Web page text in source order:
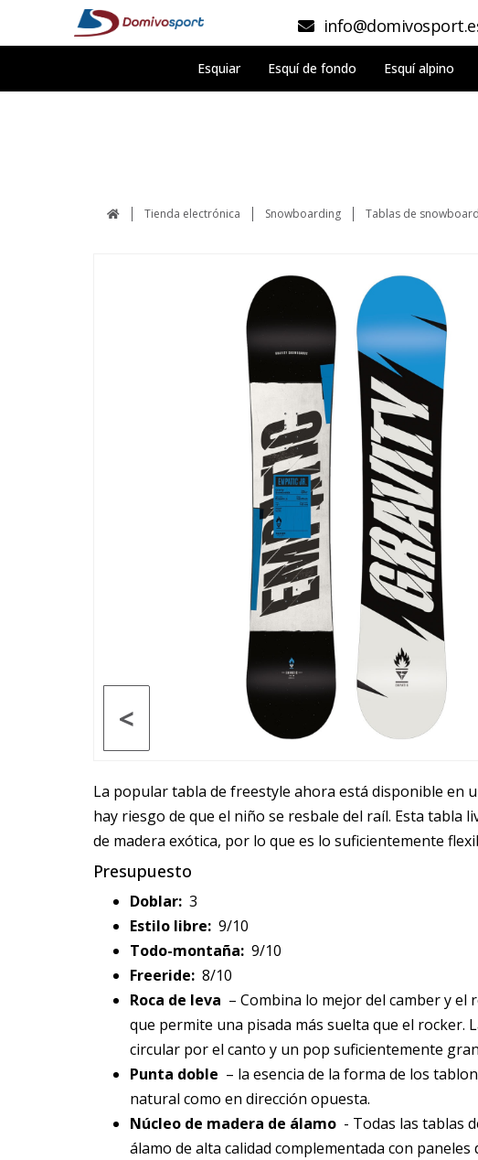
Esquiar Esquí de fondo Esquí alpino
Tienda electrónica Snowboarding Tablas de snowboard
<
La popular tabla de freestyle ahora está disponible en
hay riesgo de que el niño se resbale del raíl. Esta tabla
de madera exótica, por lo que es lo suficientemente
Presupuesto
Doblar: 3
Estilo libre: 9/10
Todo-montaña: 9/10
Freeride: 8/10
Roca de leva – Combina lo mejor del camber y
que permite una pisada más suelta que el rocker.
circular por el canto y un pop suficientemente
Punta doble – la esencia de la forma de los
natural como en dirección opuesta.
Núcleo de madera de álamo - Todas las tablas
álamo de alta calidad complementada con paneles